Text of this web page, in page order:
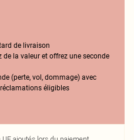
de livraison
de la valeur et offrez une seconde
(perte, vol, dommage) avec
éligibles